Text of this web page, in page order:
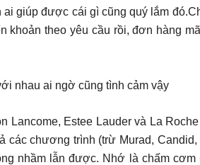
giúp được cái gì cũng quý lắm
theo yêu cầu rồi, đơn hàng
nhau ai ngờ cũng tình cảm vậy
Estee Lauder và La
chương trình (trừ Murad,
nhầm lẫn được. Nhớ là chấm